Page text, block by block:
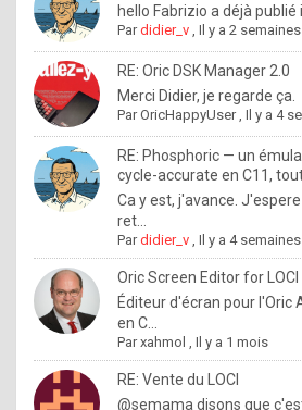
o
l
e
x
.
I
f
y
o
u
w
a
n
hello Fabrizio a déjà publié
Pardidier_v ,Il y a 2 semaines
RE: Oric DSK Manager 2.0
Merci Didier, je regarde ça.
ParOricHappyUser,Il y a 4
RE: Phosphoric — un
cycle-accurate en C11,
Ca y est, j'avance.
ret...
Pardidier_v ,Il y a 4 semaines
Oric Screen Editor for
Éditeur d'écran pour l'Oric
en C...
Parxahmol ,Il y a 1 mois
RE: Vente du LOCI
@semama disons que